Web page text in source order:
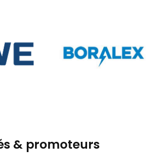
& promoteurs